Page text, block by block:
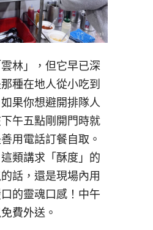
林」，但它早已深
種在地人從小吃到
果你想避開排隊人
午五點剛開門時就
用電話訂餐自取。
類講求「酥度」的
話，還是現場內用
的靈魂口感！中午
費外送。